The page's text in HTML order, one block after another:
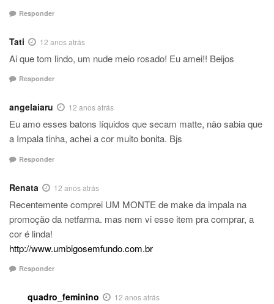
Responder
Tati 12 anos atrás
Ai que tom lindo, um nude meio rosado! Eu amei!! Beijos
Responder
angelaiaru 12 anos atrás
Eu amo esses batons líquidos que secam matte, não sabia que
a Impala tinha, achei a cor muito bonita. Bjs
Responder
Renata 12 anos atrás
Recentemente comprei UM MONTE de make da impala na
promoção da netfarma. mas nem vi esse item pra comprar, a
cor é linda!
http://www.umbigosemfundo.com.br
Responder
quadro_feminino 12 anos atrás